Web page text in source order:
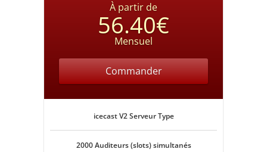
À partir de
56.40€
Mensuel
Commander
icecast V2 Serveur Type
2000 Auditeurs (slots) simultanés